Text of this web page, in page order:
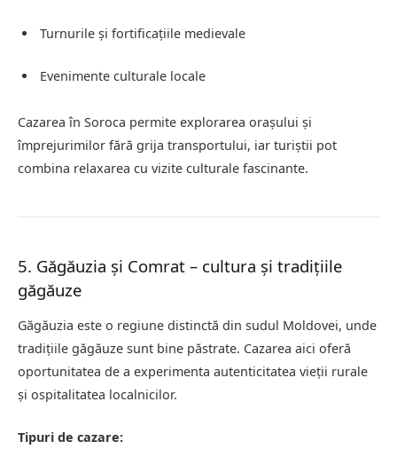
Turnurile și fortificațiile medievale
Evenimente culturale locale
Cazarea în Soroca permite explorarea orașului și
împrejurimilor fără grija transportului, iar turiștii pot
combina relaxarea cu vizite culturale fascinante.
5. Găgăuzia și Comrat – cultura și tradițiile
găgăuze
Găgăuzia este o regiune distinctă din sudul Moldovei, unde
tradițiile găgăuze sunt bine păstrate. Cazarea aici oferă
oportunitatea de a experimenta autenticitatea vieții rurale
și ospitalitatea localnicilor.
Tipuri de cazare: